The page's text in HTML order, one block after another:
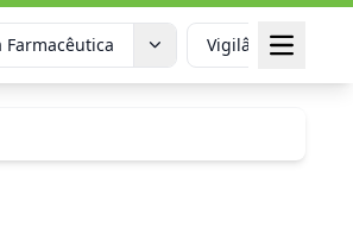
Farmacêutica Vigilância em